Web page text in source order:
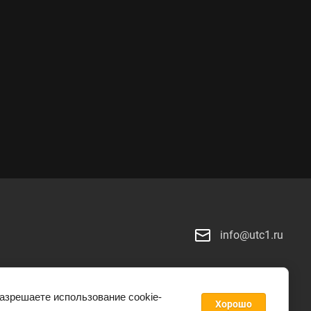
info@utc1.ru
использование cookie-
Хорошо